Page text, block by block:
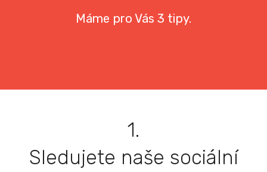
Máme pro Vás 3 tipy.
1.
Sledujete naše sociální